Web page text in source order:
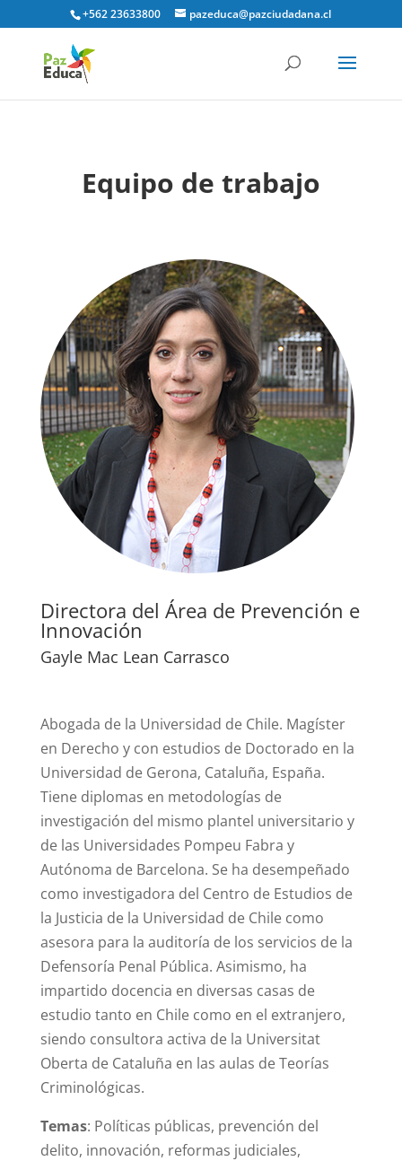
+562 23633800 pazeduca@pazciudadana.cl
Equipo de trabajo
Directora del Área de Prevención e
Innovación
Gayle Mac Lean Carrasco
Abogada de la Universidad de Chile. Magíster
en Derecho y con estudios de Doctorado en la
Universidad de Gerona, Cataluña, España.
Tiene diplomas en metodologías de
investigación del mismo plantel universitario y
de las Universidades Pompeu Fabra y
Autónoma de Barcelona. Se ha desempeñado
como investigadora del Centro de Estudios de
la Justicia de la Universidad de Chile como
asesora para la auditoría de los servicios de la
Defensoría Penal Pública. Asimismo, ha
impartido docencia en diversas casas de
estudio tanto en Chile como en el extranjero,
siendo consultora activa de la Universitat
Oberta de Cataluña en las aulas de Teorías
Criminológicas.
Temas: Políticas públicas, prevención del
delito, innovación, reformas judiciales,